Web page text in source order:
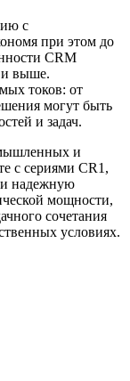
с
при этом до
CRM
и выше.
токов: от
могут быть
и задач.
и
с сериями СR1,
и надежную
мощности,
сочетания
условиях.